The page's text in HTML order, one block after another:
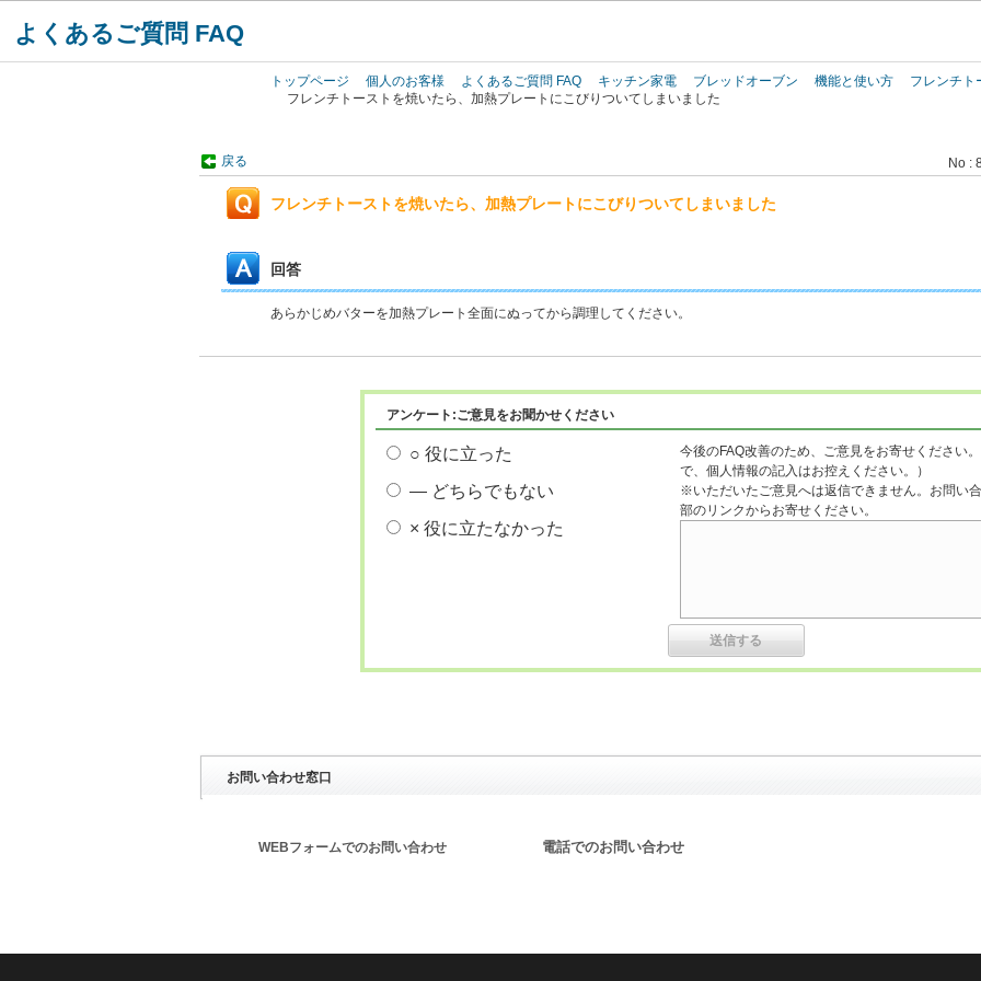
よくあるご質問 FAQ
トップページ 個人のお客様 よくあるご質問 FAQ キッチン家電 ブレッドオーブン 機能と使い方
フレンチト
フレンチトーストを焼いたら、加熱プレートにこびりついてしまいました
戻る No :
フレンチトーストを焼いたら、加熱プレートにこびりついてしまいました
回答
あらかじめバターを加熱プレート全面にぬってから調理してください。
アンケート:ご意見をお聞かせください
○ 役に立った
― どちらでもない
× 役に立たなかった
今後のFAQ改善のため、ご意見をお寄せください
で、個人情報の記入はお控えください。）
※いただいたご意見へは返信できません。お問い
部のリンクからお寄せください。
お問い合わせ窓口
WEBフォームでのお問い合わせ 電話でのお問い合わせ